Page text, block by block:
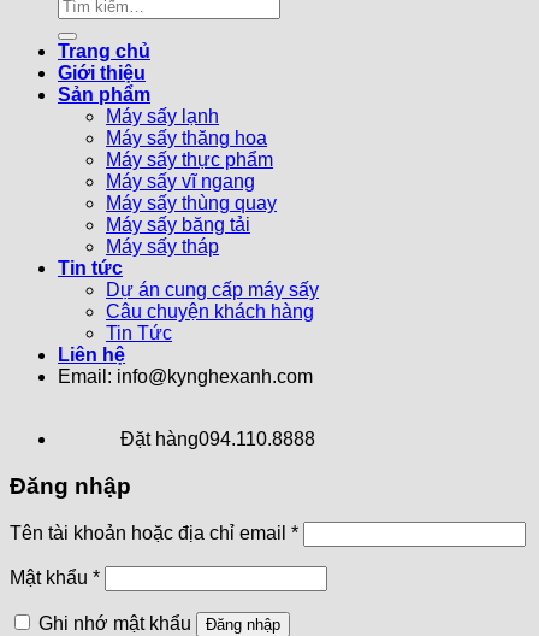
Trang chủ
Giới thiệu
Sản phẩm
Máy sấy lạnh
Máy sấy thăng hoa
Máy sấy thực phẩm
Máy sấy vĩ ngang
Máy sấy thùng quay
Máy sấy băng tải
Máy sấy tháp
Tin tức
Dự án cung cấp máy sấy
Câu chuyện khách hàng
Tin Tức
Liên hệ
Email: info@kynghexanh.com
Đặt hàng094.110.8888
Đăng nhập
Tên tài khoản hoặc địa chỉ email *
Mật khẩu *
Ghi nhớ mật khẩu Đăng nhập